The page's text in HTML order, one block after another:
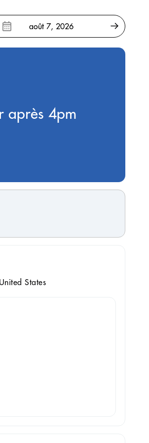
après 4pm
States